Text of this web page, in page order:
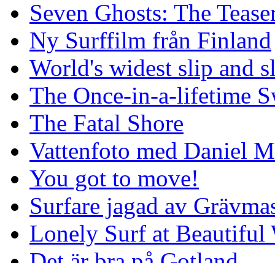
Seven Ghosts: The
Ny Surffilm från Finland
World's widest slip and
The Once-in-a-lifetime
The Fatal Shore
Vattenfoto med Daniel
You got to move!
Surfare jagad av
Lonely Surf at Beautiful